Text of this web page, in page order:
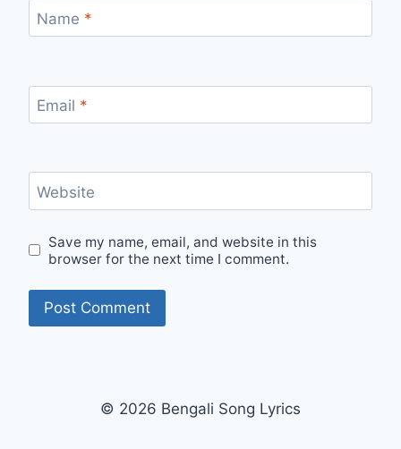
Name *
Email *
Website
Save my name, email, and website in this
browser for the next time I comment.
© 2026 Bengali Song Lyrics